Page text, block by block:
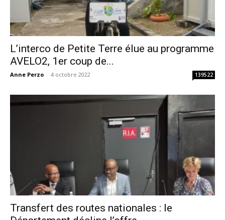
L’interco de Petite Terre élue au programme
AVELO2, 1er coup de...
Anne Perzo - 4 octobre 2022 139522
Transfert des routes nationales : le